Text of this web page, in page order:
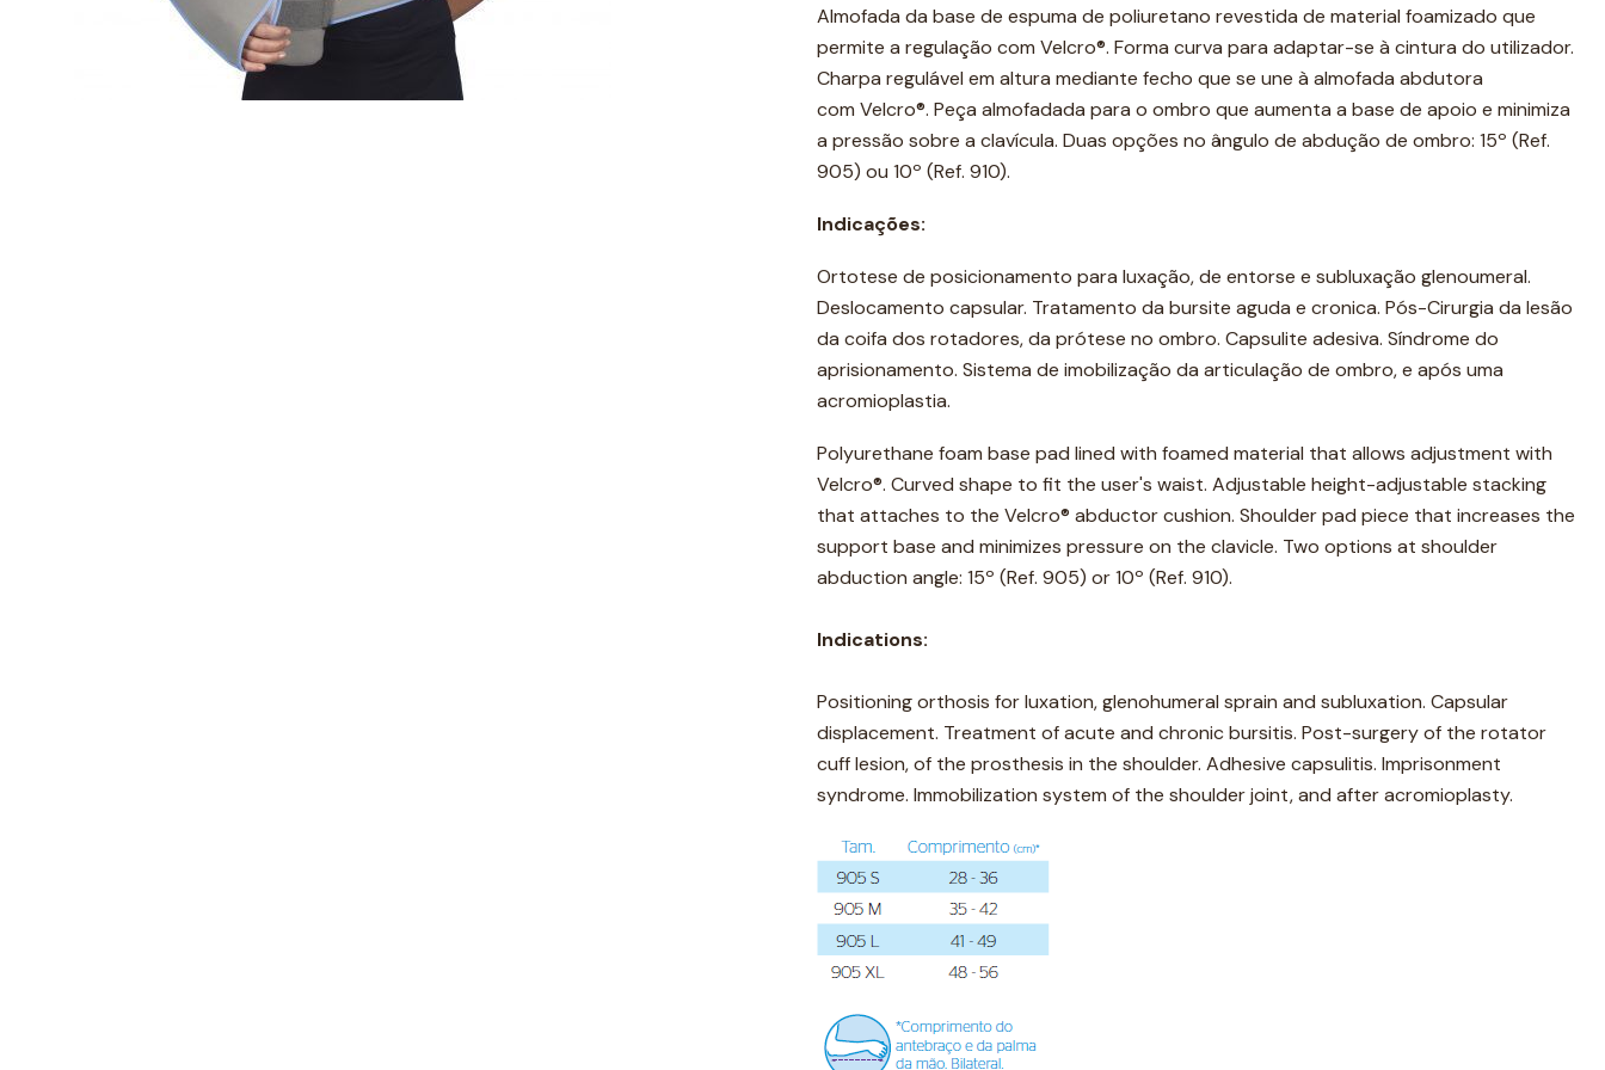
Almofada da base de espuma de poliuretano revestida de material foamizado que
permite a regulação com Velcro®. Forma curva para adaptar-se à cintura do utilizador.
Charpa regulável em altura mediante fecho que se une à almofada abdutora
com Velcro®. Peça almofadada para o ombro que aumenta a base de apoio e minimiza
a pressão sobre a clavícula. Duas opções no ângulo de abdução de ombro: 15º (Ref.
905) ou 10º (Ref. 910).
Indicações:
Ortotese de posicionamento para luxação, de entorse e subluxação glenoumeral.
Deslocamento capsular. Tratamento da bursite aguda e cronica. Pós-Cirurgia da lesão
da coifa dos rotadores, da prótese no ombro. Capsulite adesiva. Síndrome do
aprisionamento. Sistema de imobilização da articulação de ombro, e após uma
acromioplastia.
Polyurethane foam base pad lined with foamed material that allows adjustment with
Velcro®. Curved shape to fit the user's waist. Adjustable height-adjustable stacking
that attaches to the Velcro® abductor cushion. Shoulder pad piece that increases the
support base and minimizes pressure on the clavicle. Two options at shoulder
abduction angle: 15º (Ref. 905) or 10º (Ref. 910).
Indications:
Positioning orthosis for luxation, glenohumeral sprain and subluxation. Capsular
displacement. Treatment of acute and chronic bursitis. Post-surgery of the rotator
cuff lesion, of the prosthesis in the shoulder. Adhesive capsulitis. Imprisonment
syndrome. Immobilization system of the shoulder joint, and after acromioplasty.